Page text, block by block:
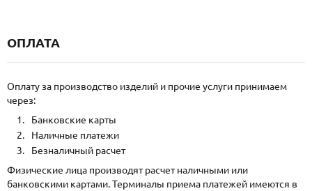
ОПЛАТА
Оплату за производство изделий и прочие услуги принимаем
через:
Банковские карты
Наличные платежи
Безналичный расчет
Физические лица производят расчет наличными или
банковскими картами. Терминалы приема платежей имеются в